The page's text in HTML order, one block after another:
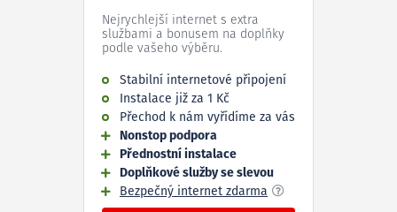
Nejrychlejší internet s extra
službami a bonusem na doplňky
podle vašeho výběru.
Stabilní internetové připojení
Instalace již za 1 Kč
Přechod k nám vyřídíme za vás
Nonstop podpora
Přednostní instalace
Doplňkové služby se slevou
Bezpečný internet zdarma